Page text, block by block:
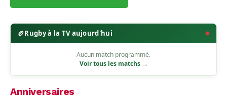
🏉Rugby à la TV aujourd'hui
Aucun match programmé.
Voir tous les matchs →
Anniversaires